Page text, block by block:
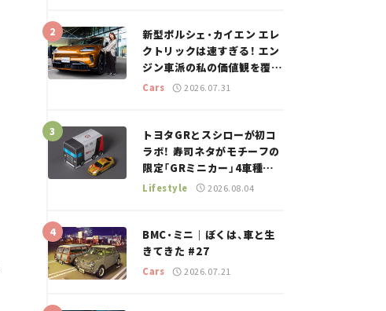
新型ポルシェ・カイエン エレ
クトリックは速すぎる！ エン
ジン車派の私の価値観を覆し
た、新しいポルシェの走り。
Cars 2026.07.31
トヨタGRとスシローが初コ
ラボ！ 寿司ネタがモチーフの
限定「GRミニカー」4車種が
登場。入手方法は？【クルマ
Lifestyle 2026.08.04
BMC・ミニ｜ぼくは、車と生
きてきた #27
Cars 2026.07.21